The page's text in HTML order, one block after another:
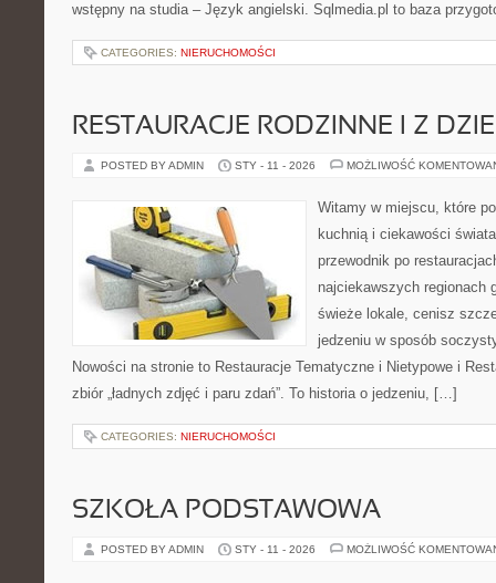
wstępny na studia – Język angielski. Sqlmedia.pl to baza
CATEGORIES: NIERUCHOMOŚCI
RESTAURACJE RODZINNE I Z
POSTED BY ADMIN STY - 11 - 2026 MOŻLIWOŚĆ
Witamy w miejscu, które
kuchnią i ciekawości
przewodnik po
najciekawszych regionach
świeże lokale, cenisz
jedzeniu w sposób
Nowości na stronie to Restauracje Tematyczne i Nietypowe i
zbiór „ładnych zdjęć i paru zdań”. To historia o jedzeniu, […]
CATEGORIES: NIERUCHOMOŚCI
SZKOŁA PODSTAWOWA
POSTED BY ADMIN STY - 11 - 2026 MOŻLIWOŚĆ